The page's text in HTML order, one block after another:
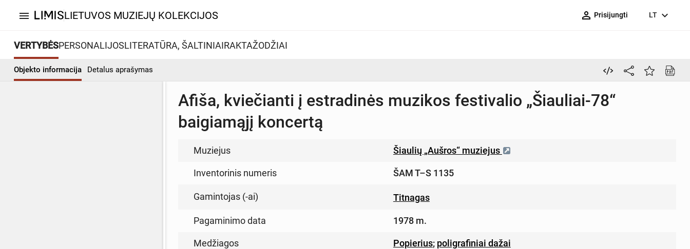
menu LIETUVOS MUZIEJŲ KOLEKCIJOS person_outline Prisijungti LT expand_more
VERTYBĖSPERSONALIJOSLITERATŪRA, ŠALTINIAIRAKTAŽODŽIAI
Objekto informacija Detalus aprašymas
Afiša, kviečianti į estradinės muzikos festivalio „Šiauliai-78“
baigiamąjį koncertą
Muziejus Šiaulių „Aušros“ muziejus
Inventorinis numeris ŠAM T–S 1135
Gamintojas (-ai) Titnagas
Pagaminimo data 1978 m.
Medžiagos Popierius; poligrafiniai dažai